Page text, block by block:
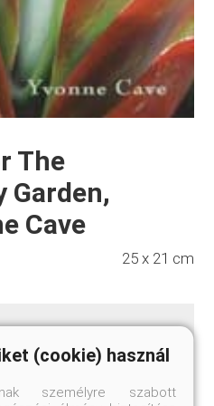
The
Garden,
Cave
25 x 21 cm
forms, unusual colors,
(cookie) használ
személyre szabott